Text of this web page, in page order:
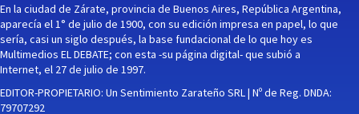
En la ciudad de Zárate, provincia de Buenos Aires, República Argentina,
aparecía el 1° de julio de 1900, con su edición impresa en papel, lo que
sería, casi un siglo después, la base fundacional de lo que hoy es
Multimedios EL DEBATE; con esta -su página digital- que subió a
Internet, el 27 de julio de 1997.
EDITOR-PROPIETARIO: Un Sentimiento Zarateño SRL | Nº de Reg. DNDA:
79707292